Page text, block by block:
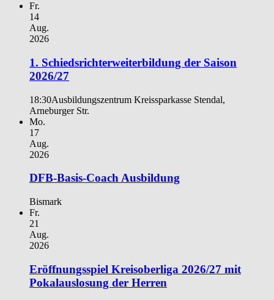
Fr.
14
Aug.
2026
1. Schiedsrichterweiterbildung der Saison
2026/27
18:30Ausbildungszentrum Kreissparkasse Stendal,
Arneburger Str.
Mo.
17
Aug.
2026
DFB-Basis-Coach Ausbildung
Bismark
Fr.
21
Aug.
2026
Eröffnungsspiel Kreisoberliga 2026/27 mit
Pokalauslosung der Herren